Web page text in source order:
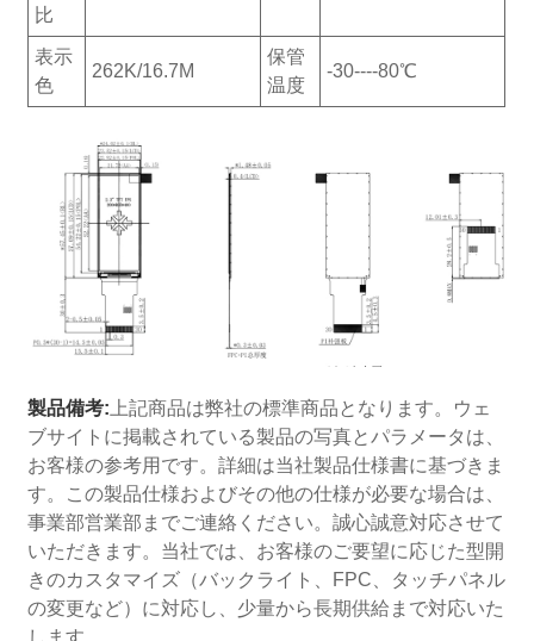
比
表示
色
262K/16.7M
保管
温度
-30----80℃
製品備考: 上記商品は弊社の標準商品となります。ウェ
ブサイトに掲載されている製品の写真とパラメータは、
お客様の参考用です。詳細は当社製品仕様書に基づきま
す。この製品仕様およびその他の仕様が必要な場合は、
事業部営業部までご連絡ください。誠心誠意対応させて
いただきます。当社では、お客様のご要望に応じた型開
きのカスタマイズ（バックライト、FPC、タッチパネル
の変更など）に対応し、少量から長期供給まで対応いた
します。